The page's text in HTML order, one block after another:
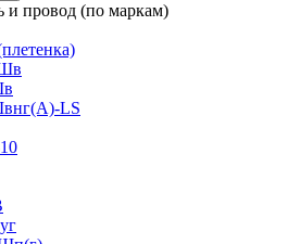
и провод (по маркам)
LS